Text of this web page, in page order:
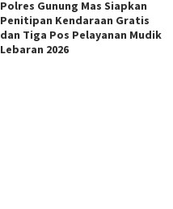
Polres Gunung Mas Siapkan
Penitipan Kendaraan Gratis
dan Tiga Pos Pelayanan Mudik
Lebaran 2026